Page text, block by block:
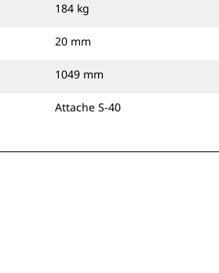
184 kg
20 mm
1049 mm
Attache S-40